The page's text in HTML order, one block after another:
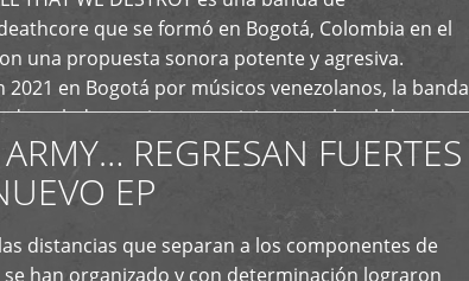
que se formó en Bogotá, Colombia en el
una propuesta sonora potente y agresiva.
2021 en Bogotá por músicos venezolanos, la banda
demoledores, ritmos vertiginosos y breakdowns
creando […]REGRESAN FUERTES
EP
distancias que separan a los componentes de
se han organizado y con determinación lograron